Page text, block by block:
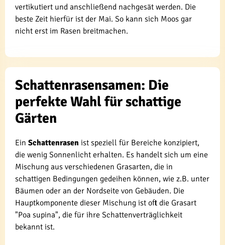
vertikutiert und anschließend nachgesät werden. Die
beste Zeit hierfür ist der Mai. So kann sich Moos gar
nicht erst im Rasen breitmachen.
Schattenrasensamen: Die
perfekte Wahl für schattige
Gärten
Ein Schattenrasen ist speziell für Bereiche konzipiert,
die wenig Sonnenlicht erhalten. Es handelt sich um eine
Mischung aus verschiedenen Grasarten, die in
schattigen Bedingungen gedeihen können, wie z.B. unter
Bäumen oder an der Nordseite von Gebäuden. Die
Hauptkomponente dieser Mischung ist oft die Grasart
"Poa supina", die für ihre Schattenverträglichkeit
bekannt ist.